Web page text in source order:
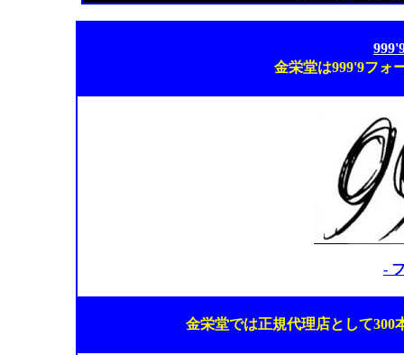
金栄堂は999'9フォ
-
金栄堂では正規代理店として300